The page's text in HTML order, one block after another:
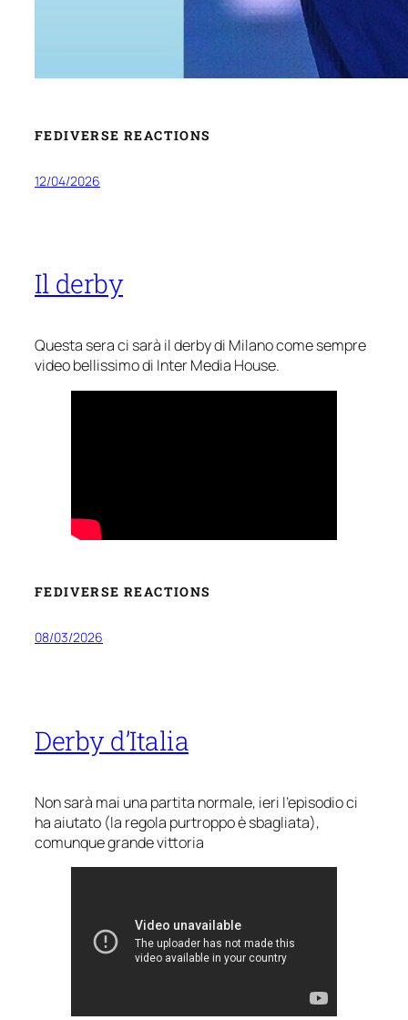
FEDIVERSE REACTIONS
12/04/2026
Il derby
Questa sera ci sarà il derby di Milano come sempre
video bellissimo di Inter Media House.
FEDIVERSE REACTIONS
08/03/2026
Derby d’Italia
Non sarà mai una partita normale, ieri l’episodio ci
ha aiutato (la regola purtroppo è sbagliata),
comunque grande vittoria